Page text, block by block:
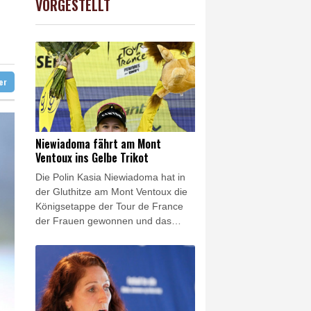
zurück
Ballsaal-Plänen
0.36%
VORGESTELLT
Niewiadoma fährt am Mont
Ventoux ins Gelbe Trikot
Die Polin Kasia Niewiadoma hat in
der Gluthitze am Mont Ventoux die
Königsetappe der Tour de France
der Frauen gewonnen und das
Gesamtsiegerin von 2024 kam am
kahlen Gipfel im Herzen der
Provence klar vor ihren Rivalinnen
Demi Vollering (+1:16 Minuten) und
der zuvor führenden Marlen